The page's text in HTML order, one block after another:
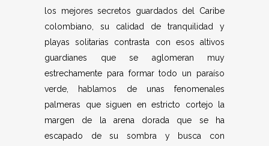
los mejores secretos guardados del Caribe
colombiano, su calidad de tranquilidad y
playas solitarias contrasta con esos altivos
guardianes que se aglomeran muy
estrechamente para formar todo un paraíso
verde, hablamos de unas fenomenales
palmeras que siguen en estricto cortejo la
margen de la arena dorada que se ha
escapado de su sombra y busca con